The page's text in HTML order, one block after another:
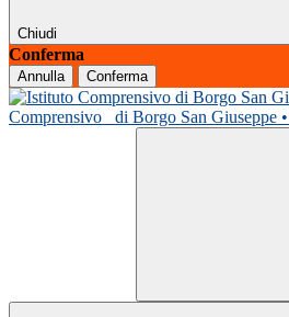
Chiudi
Conferma
Annulla Conferma
Comprensivo
di Borgo San Giuseppe